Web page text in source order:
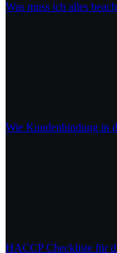
Was muss ich alles
Wie Kundenbindung in
HACCP Checkliste für